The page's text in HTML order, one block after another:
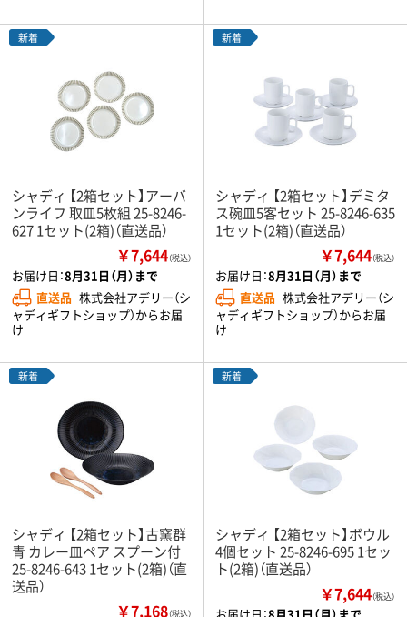
新着
シャディ 【2箱セット】アーバ
ンライフ 取皿5枚組 25-8246-
627 1セット(2箱)（直送品）
￥7,644（税込）
お届け日：8月31日（月）まで
直送品 株式会社アデリー（シ
ャディギフトショップ）からお届
け
新着
シャディ 【2箱セット】デミタ
ス碗皿5客セット 25-8246-635
1セット(2箱)（直送品）
￥7,644（税込）
お届け日：8月31日（月）まで
直送品 株式会社アデリー（シ
ャディギフトショップ）からお届
け
新着
シャディ 【2箱セット】古窯群
青 カレー皿ペア スプーン付
25-8246-643 1セット(2箱)（直
送品）
￥7,168（税込）
新着
シャディ 【2箱セット】ボウル
4個セット 25-8246-695 1セッ
ト(2箱)（直送品）
￥7,644（税込）